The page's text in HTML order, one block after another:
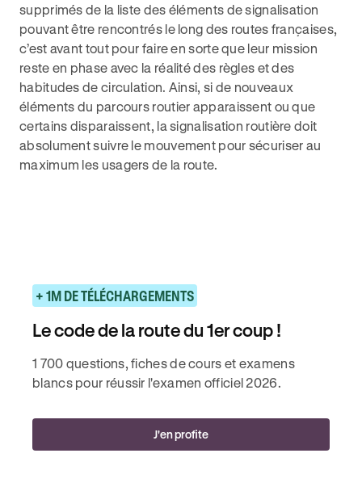
supprimés de la liste des éléments de signalisation
pouvant être rencontrés le long des routes françaises,
c’est avant tout pour faire en sorte que leur mission
reste en phase avec la réalité des règles et des
habitudes de circulation. Ainsi, si de nouveaux
éléments du parcours routier apparaissent ou que
certains disparaissent, la signalisation routière doit
absolument suivre le mouvement pour sécuriser au
maximum les usagers de la route.
+ 1M DE TÉLÉCHARGEMENTS
Le code de la route du 1er coup !
1 700 questions, fiches de cours et examens
blancs pour réussir l'examen officiel 2026.
J'en profite